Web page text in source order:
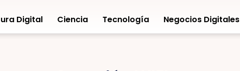
Digital Ciencia Tecnología Negocios Digitales